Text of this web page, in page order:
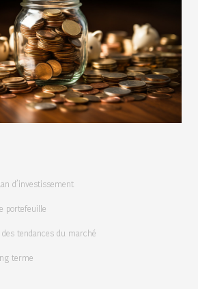
d’investissement
portefeuille
tendances du marché
terme